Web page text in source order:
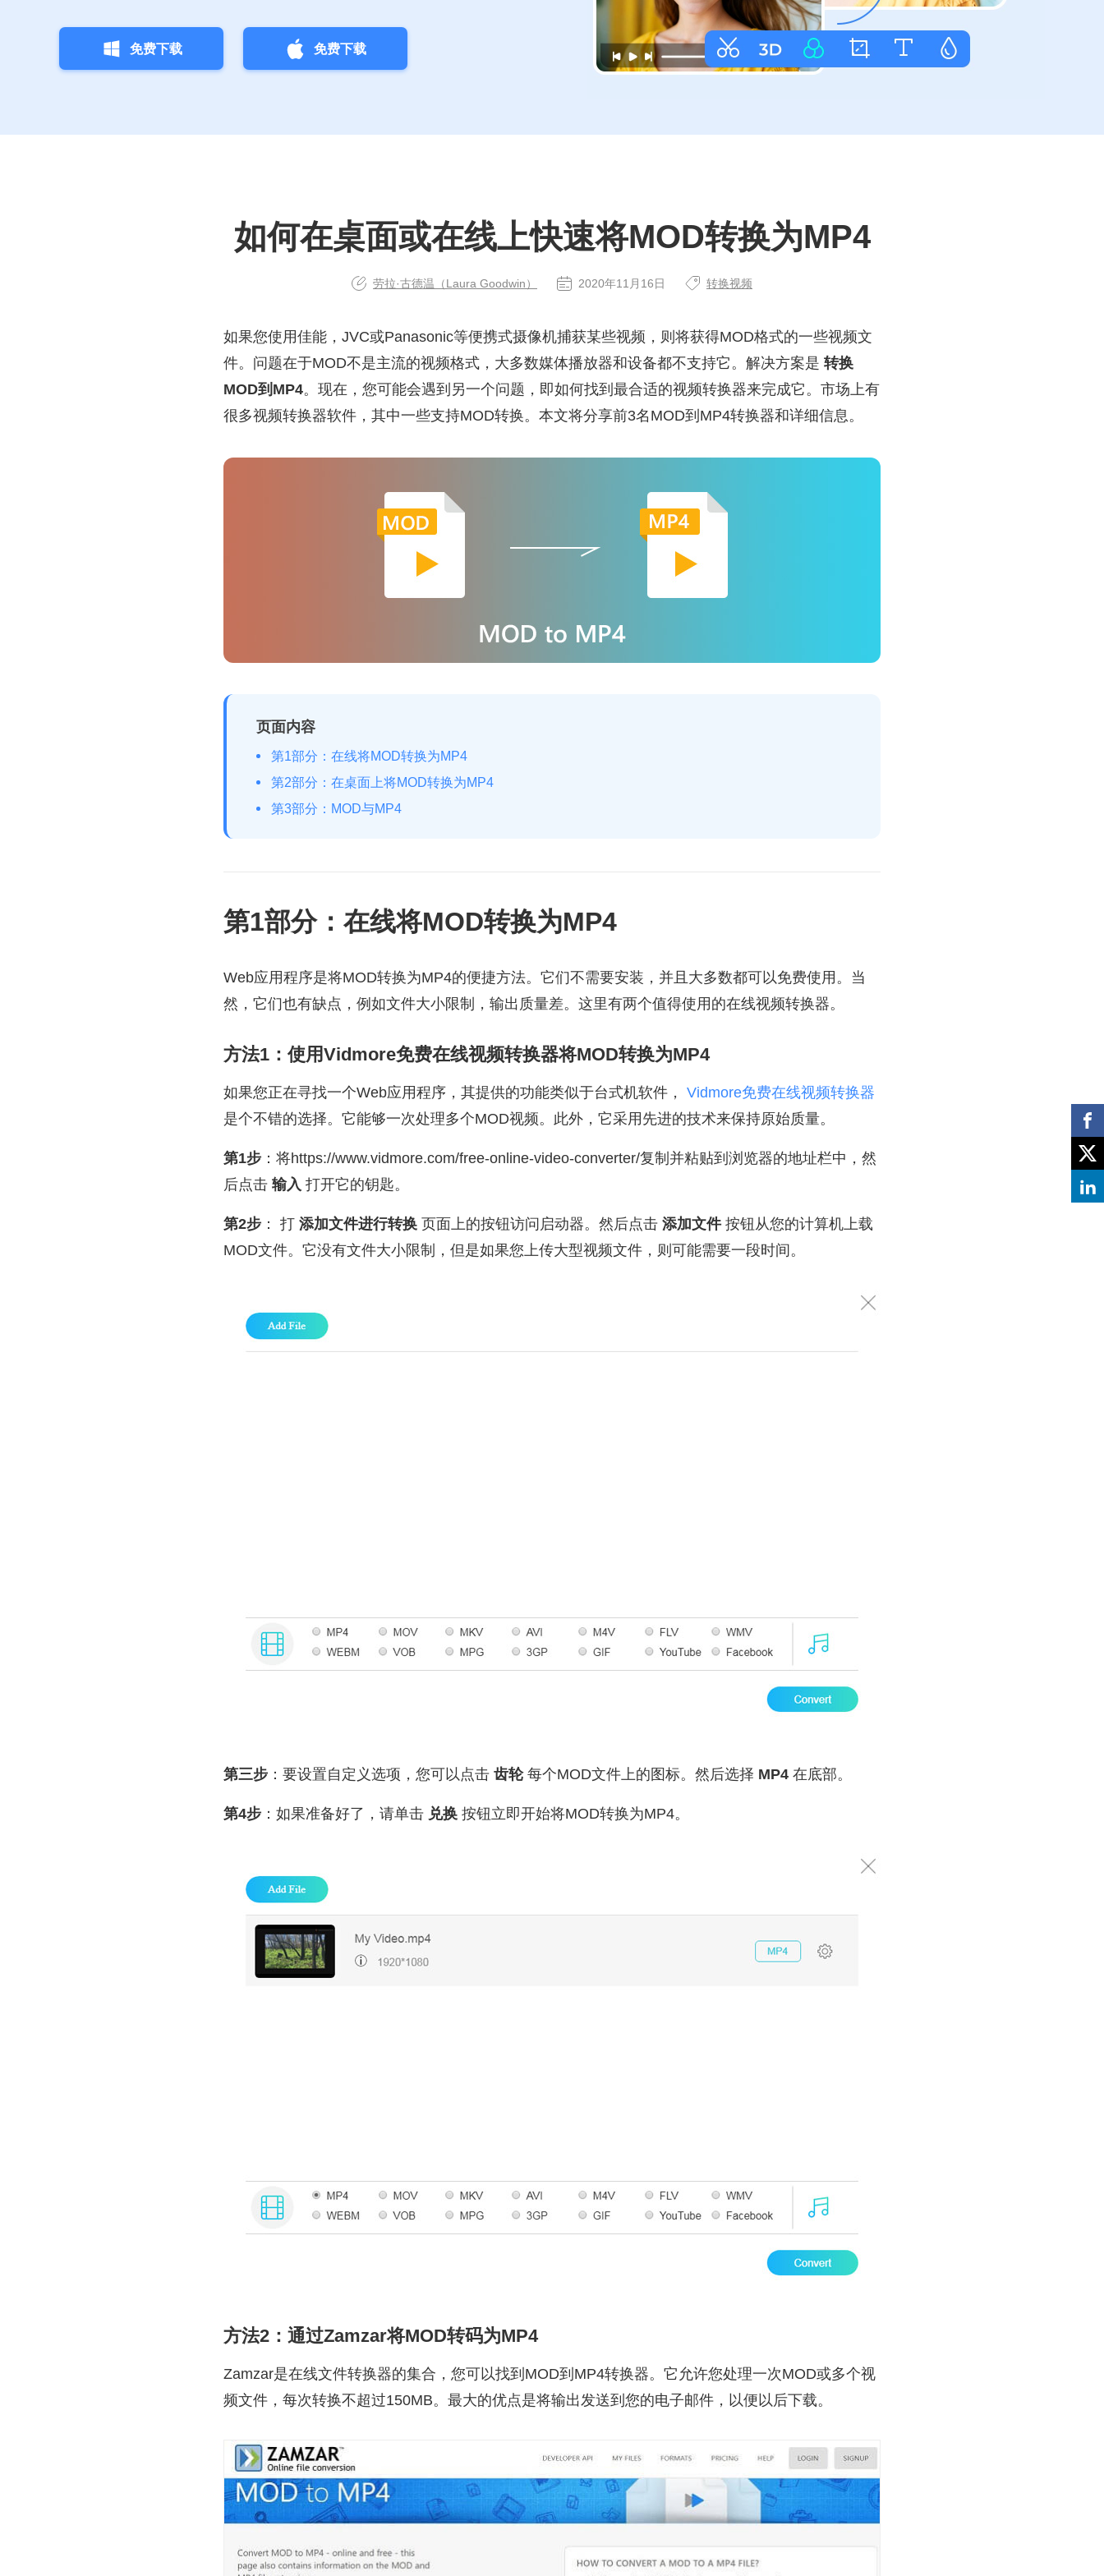
免费下载 免费下载
如何在桌面或在线上快速将MOD转换为MP4
劳拉·古德温（Laura Goodwin） 2020年11月16日 转换视频
如果您使用佳能，JVC或Panasonic等便携式摄像机捕获某些视频，则将获得MOD格式的一些视频文
件。问题在于MOD不是主流的视频格式，大多数媒体播放器和设备都不支持它。解决方案是 转换
MOD到MP4。现在，您可能会遇到另一个问题，即如何找到最合适的视频转换器来完成它。市场上有
很多视频转换器软件，其中一些支持MOD转换。本文将分享前3名MOD到MP4转换器和详细信息。
页面内容
第1部分：在线将MOD转换为MP4
第2部分：在桌面上将MOD转换为MP4
第3部分：MOD与MP4
第1部分：在线将MOD转换为MP4
Web应用程序是将MOD转换为MP4的便捷方法。它们不需要安装，并且大多数都可以免费使用。当
然，它们也有缺点，例如文件大小限制，输出质量差。这里有两个值得使用的在线视频转换器。
方法1：使用Vidmore免费在线视频转换器将MOD转换为MP4
如果您正在寻找一个Web应用程序，其提供的功能类似于台式机软件， Vidmore免费在线视频转换器
是个不错的选择。它能够一次处理多个MOD视频。此外，它采用先进的技术来保持原始质量。
第1步 ：将https://www.vidmore.com/free-online-video-converter/复制并粘贴到浏览器的地址栏中，然
后点击 输入 打开它的钥匙。
第2步 ： 打 添加文件进行转换 页面上的按钮访问启动器。然后点击 添加文件按钮从您的计算机上载
MOD文件。它没有文件大小限制，但是如果您上传大型视频文件，则可能需要一段时间。
第三步 ：要设置自定义选项，您可以点击 齿轮每个MOD文件上的图标。然后选择 MP4 在底部。
第4步 ：如果准备好了，请单击 兑换 按钮立即开始将MOD转换为MP4。
方法2：通过Zamzar将MOD转码为MP4
Zamzar是在线文件转换器的集合，您可以找到MOD到MP4转换器。它允许您处理一次MOD或多个视
频文件，每次转换不超过150MB。最大的优点是将输出发送到您的电子邮件，以便以后下载。